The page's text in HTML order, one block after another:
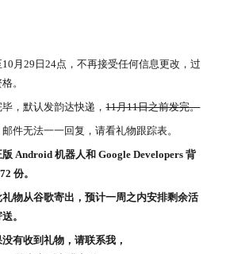
月29日24点，不再接受任何信息更改，过
。
，默认发韵达快递，11月11日之前发完。
件无法一一回复，请看礼物跟踪表。
Android 机器人和 Google Developers 背
份。
礼物从谷歌寄出，预计一周之内安排剩余活
。
有收到礼物，请联系我，